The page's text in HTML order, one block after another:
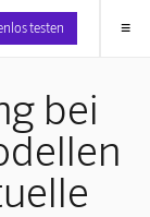
testen ≡
bei